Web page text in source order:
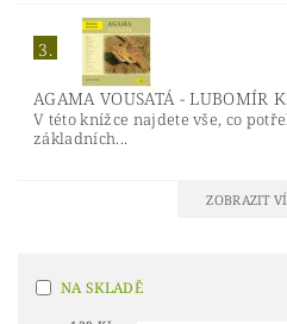
3.
AGAMA VOUSATÁ - LUBOMÍR
V této knížce najdete vše, co
základních...
ZOBRAZIT
NA SKLADĚ